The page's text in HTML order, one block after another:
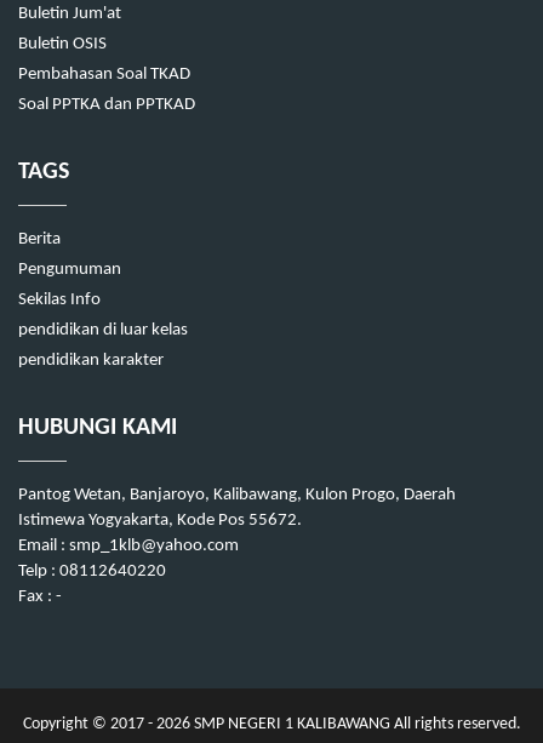
Buletin Jum'at
Buletin OSIS
Pembahasan Soal TKAD
Soal PPTKA dan PPTKAD
TAGS
Berita
Pengumuman
Sekilas Info
pendidikan di luar kelas
pendidikan karakter
HUBUNGI KAMI
Pantog Wetan, Banjaroyo, Kalibawang, Kulon Progo, Daerah
Istimewa Yogyakarta, Kode Pos 55672.
Email : smp_1klb@yahoo.com
Telp : 08112640220
Fax : -
Copyright © 2017 - 2026SMP NEGERI 1 KALIBAWANG All rights reserved.